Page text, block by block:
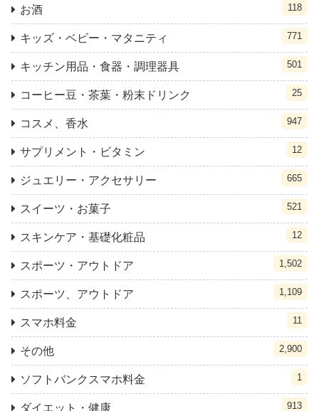
お酒 118
キッズ・ベビー・マタニティ 771
キッチン用品・食器・調理器具 501
コーヒー豆・茶葉・粉末ドリンク 25
コスメ、香水 947
サプリメント・ビタミン 12
ジュエリー・アクセサリー 665
スイーツ・お菓子 521
スキンケア・基礎化粧品 12
スポーツ・アウトドア 1,502
スポーツ、アウトドア 1,109
スマホ料金 11
その他 2,900
ソフトバンクスマホ料金 1
ダイエット・健康 913